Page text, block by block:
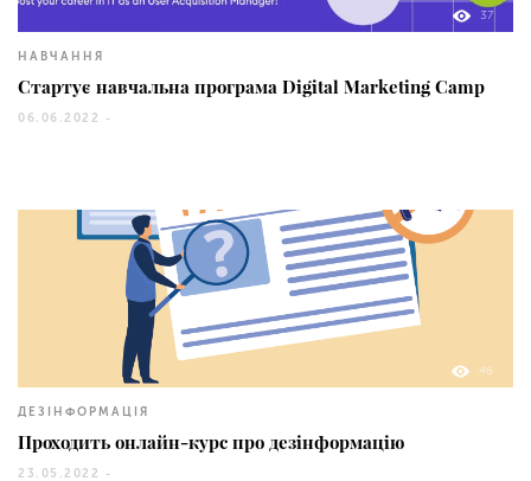
37
НАВЧАННЯ
Стартує навчальна програма Digital Marketing Camp
06.06.2022 -
46
ДЕЗІНФОРМАЦІЯ
Проходить онлайн-курс про дезінформацію
23.05.2022 -